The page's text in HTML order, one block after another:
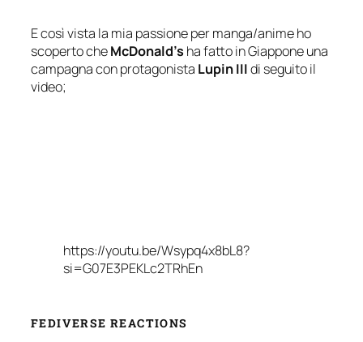
E così vista la mia passione per manga/anime ho
scoperto cheMcDonald’s ha fatto in Giappone una
campagna con protagonista Lupin IIIdi seguito il
video;
https://youtu.be/Wsypq4x8bL8?
si=G07E3PEKLc2TRhEn
FEDIVERSE REACTIONS